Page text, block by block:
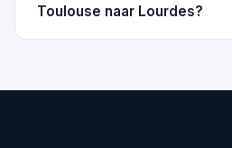
Toulouse naar Lourdes?